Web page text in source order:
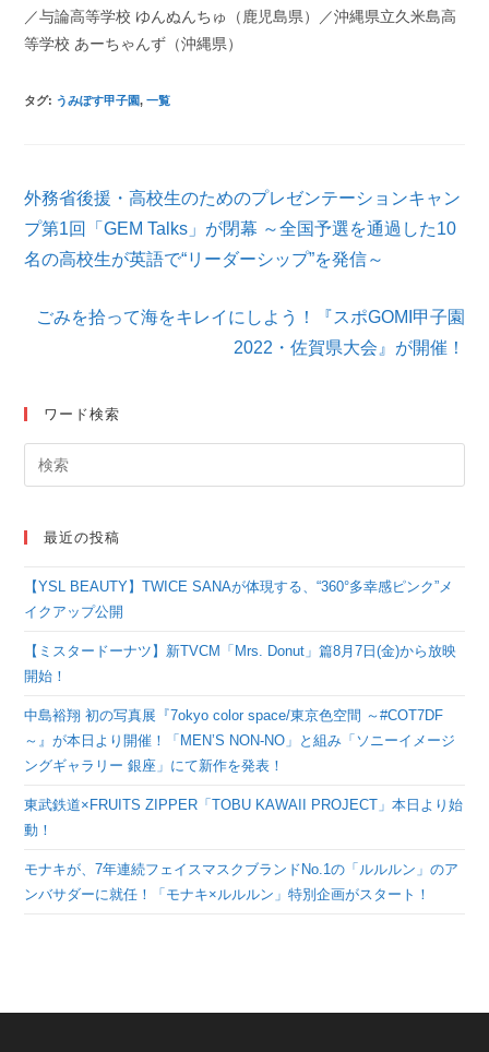
／与論高等学校 ゆんぬんちゅ（鹿児島県）／沖縄県立久米島高
等学校 あーちゃんず（沖縄県）
タグ: うみぽす甲子園, 一覧
そ
の
他
の
記
外務省後援・高校生のためのプレゼンテーションキャン
プ第1回「GEM Talks」が閉幕 ～全国予選を通過した10
名の高校生が英語で“リーダーシップ”を発信～
ごみを拾って海をキレイにしよう！『スポGOMI甲子園
2022・佐賀県大会』が開催！
ワード検索
最近の投稿
【YSL BEAUTY】TWICE SANAが体現する、“360°多幸感ピンク”メ
イクアップ公開
【ミスタードーナツ】新TVCM「Mrs. Donut」篇8月7日(金)から放映
開始！
中島裕翔 初の写真展『7okyo color space/東京色空間 ～#COT7DF
～』が本日より開催！「MEN’S NON-NO」と組み「ソニーイメージ
ングギャラリー 銀座」にて新作を発表！
東武鉄道×FRUITS ZIPPER「TOBU KAWAII PROJECT」本日より始
動！
モナキが、7年連続フェイスマスクブランドNo.1の「ルルルン」のア
ンバサダーに就任！「モナキ×ルルルン」特別企画がスタート！